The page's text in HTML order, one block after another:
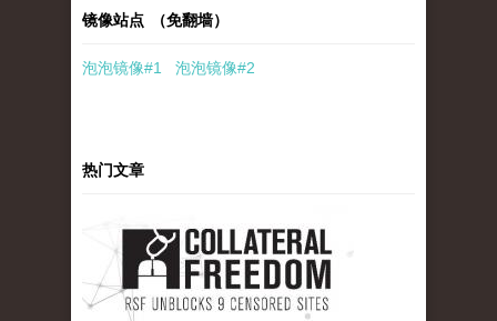
镜像站点 （免翻墙）
泡泡镜像#1 泡泡镜像#2
热门文章